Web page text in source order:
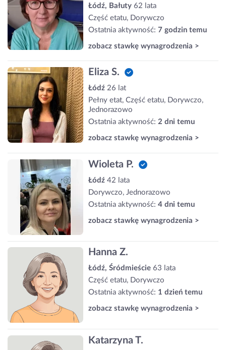
Łódź, Bałuty 62 lata
Część etatu, Dorywczo
Ostatnia aktywność: 7 godzin temu
zobacz stawkę wynagrodzenia >
Eliza S.
Łódź 26 lat
Pełny etat, Część etatu, Dorywczo,
Jednorazowo
Ostatnia aktywność: 2 dni temu
zobacz stawkę wynagrodzenia >
Wioleta P.
Łódź 42 lata
Dorywczo, Jednorazowo
Ostatnia aktywność: 4 dni temu
zobacz stawkę wynagrodzenia >
Hanna Z.
Łódź, Śródmieście 63 lata
Część etatu, Dorywczo
Ostatnia aktywność: 1 dzień temu
zobacz stawkę wynagrodzenia >
Katarzyna T.